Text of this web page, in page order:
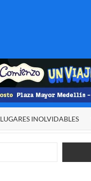
LUGARES INOLVIDABLES